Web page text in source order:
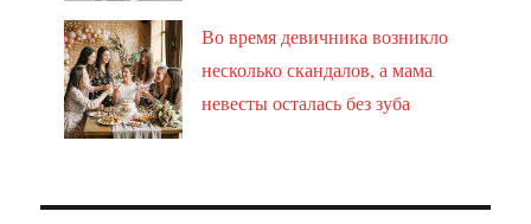
Во время девичника возникло
несколько скандалов, а мама
невесты осталась без зуба